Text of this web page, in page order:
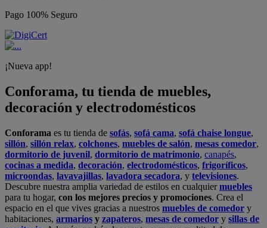
Pago 100% Seguro
¡Nueva app!
Conforama, tu tienda de muebles,
decoración y electrodomésticos
Conforama es tu tienda de sofás, sofá cama, sofá chaise longue,
sillón, sillón relax, colchones, muebles de salón, mesas comedor,
dormitorio de juvenil, dormitorio de matrimonio, canapés,
cocinas a medida, decoración, electrodomésticos, frigoríficos,
microondas, lavavajillas, lavadora secadora, y televisiones.
Descubre nuestra amplia variedad de estilos en cualquiermuebles
para tu hogar, con los mejores precios y promociones. Crea el
espacio en el que vives gracias a nuestros muebles de comedor y
habitaciones, armarios y zapateros, mesas de comedor y sillas de